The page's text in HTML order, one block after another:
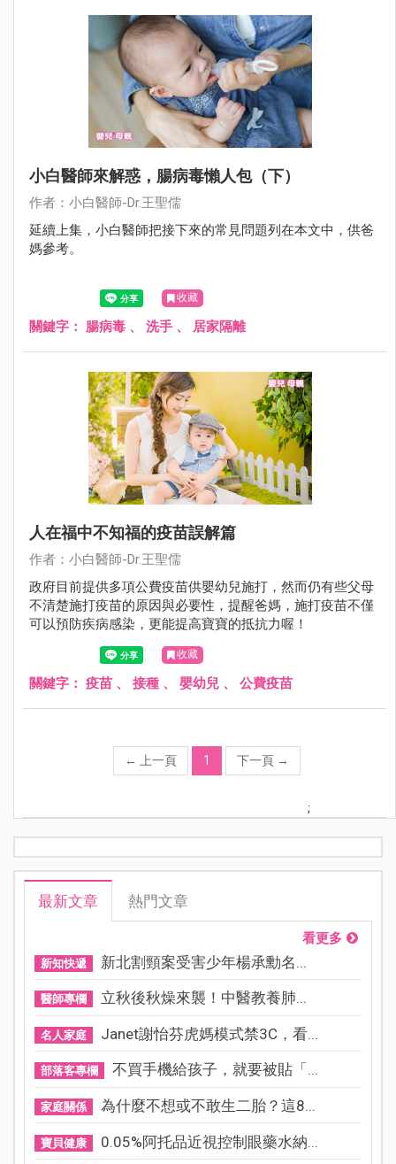
小白醫師來解惑，腸病毒懶人包（下）
作者：小白醫師-Dr.王聖儒
延續上集，小白醫師把接下來的常見問題列在本文中，供爸
媽參考。
收藏
關鍵字： 腸病毒 、 洗手 、 居家隔離
人在福中不知福的疫苗誤解篇
作者：小白醫師-Dr.王聖儒
政府目前提供多項公費疫苗供嬰幼兒施打，然而仍有些父母
不清楚施打疫苗的原因與必要性，提醒爸媽，施打疫苗不僅
可以預防疾病感染，更能提高寶寶的抵抗力喔！
收藏
關鍵字： 疫苗 、 接種 、 嬰幼兒 、 公費疫苗
← 上一頁 1 下一頁 →
;
最新文章 熱門文章
看更多
新知快遞 新北割頸案受害少年楊承勳名...
醫師專欄 立秋後秋燥來襲！中醫教養肺...
名人家庭 Janet謝怡芬虎媽模式禁3C，看...
部落客專欄 不買手機給孩子，就要被貼「...
家庭關係 為什麼不想或不敢生二胎？這8...
寶貝健康 0.05%阿托品近視控制眼藥水納...